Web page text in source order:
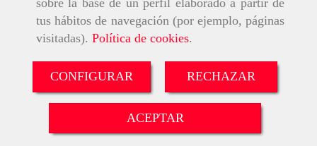
sobre la base de un perfil elaborado a partir de
tus hábitos de navegación (por ejemplo, páginas
visitadas). Política de cookies.
CONFIGURAR RECHAZAR
ACEPTAR